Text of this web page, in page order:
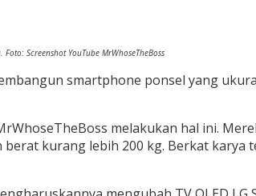
Screenshot YouTube MrWhoseTheBoss
smartphone ponsel yang
melakukan hal ini.
kurang lebih 200 kg. Berkat karya